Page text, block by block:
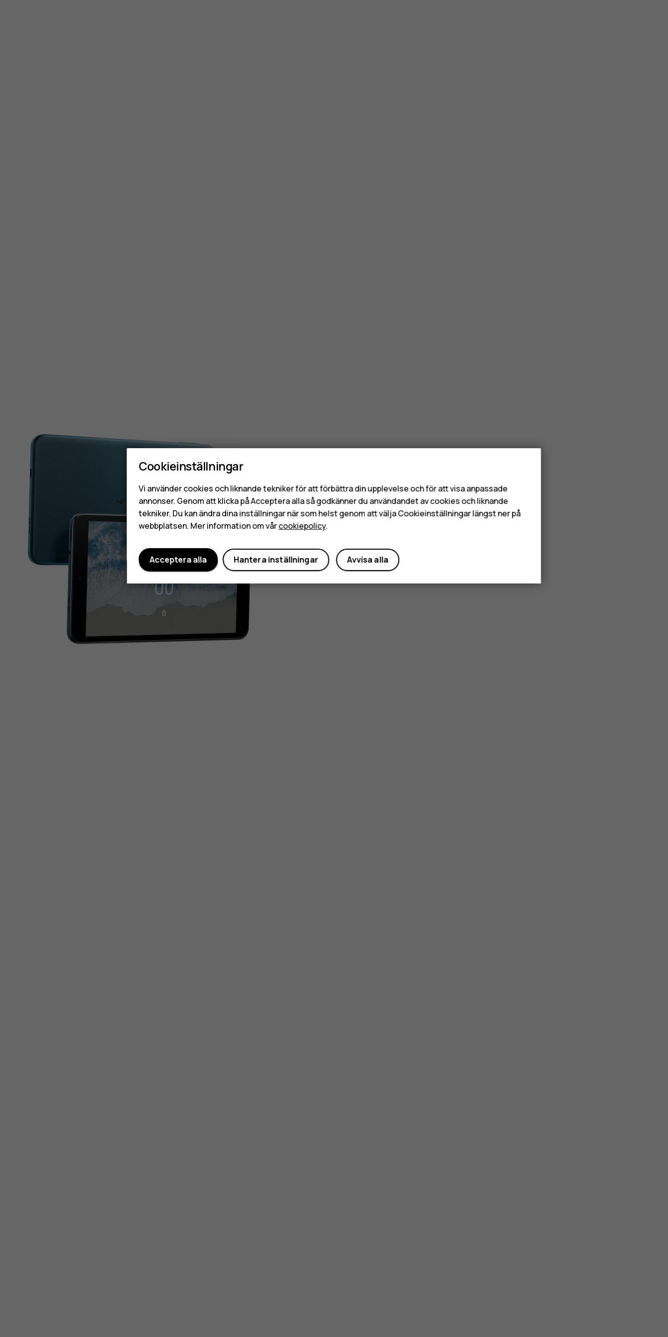
Cookieinställningar
Vi använder cookies och liknande tekniker för att förbättra din upplevelse och för att visa anpassade
annonser. Genom att klicka på Acceptera alla så godkänner du användandet av cookies och liknande
tekniker. Du kan ändra dina inställningar när som helst genom att välja Cookieinställningar längst ner på
webbplatsen. Mer information om vårcookiepolicy.
Avvisa alla
Hantera inställningar
Acceptera alla